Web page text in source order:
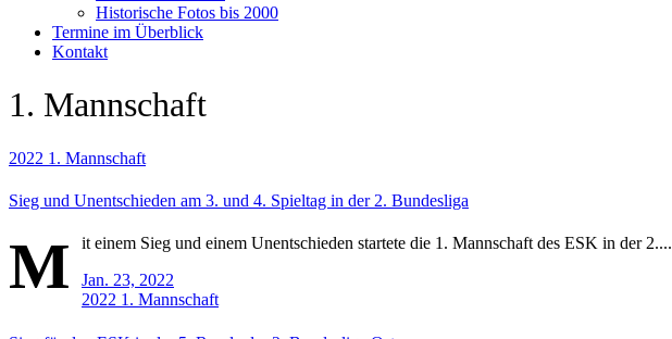
Historische Fotos bis 2000
Termine im Überblick
Kontakt
1. Mannschaft
2022 1. Mannschaft
Sieg und Unentschieden am 3. und 4. Spieltag in der 2. Bundesliga
M
it einem Sieg und einem Unentschieden startete die 1. Mannschaft des ESK in der 2....
Jan. 23, 2022
2022 1. Mannschaft